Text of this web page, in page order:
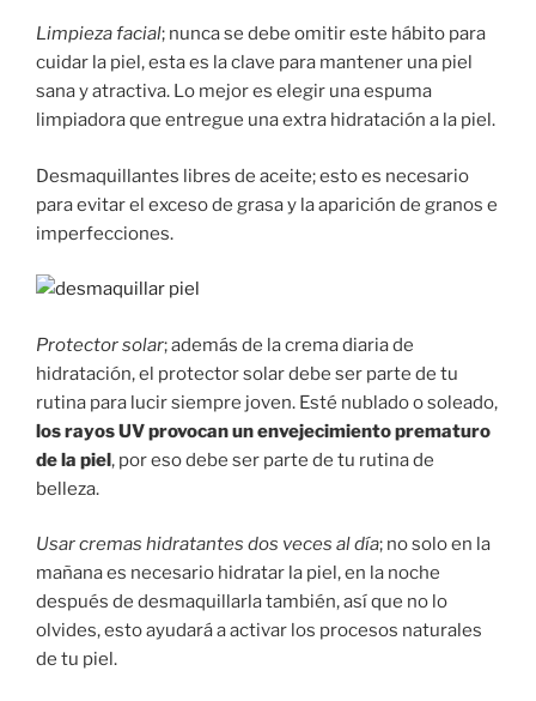
Limpieza facial; nunca se debe omitir este hábito para
cuidar la piel, esta es la clave para mantener una piel
sana y atractiva. Lo mejor es elegir una espuma
limpiadora que entregue una extra hidratación a la piel.
Desmaquillantes libres de aceite; esto es necesario
para evitar el exceso de grasa y la aparición de granos e
imperfecciones.
Protector solar; además de la crema diaria de
hidratación, el protector solar debe ser parte de tu
rutina para lucir siempre joven. Esté nublado o soleado,
los rayos UV provocan un envejecimiento prematuro
de la piel, por eso debe ser parte de tu rutina de
belleza.
Usar cremas hidratantes dos veces al día; no solo en la
mañana es necesario hidratar la piel, en la noche
después de desmaquillarla también, así que no lo
olvides, esto ayudará a activar los procesos naturales
de tu piel.